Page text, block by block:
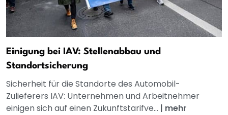
Einigung bei IAV: Stellenabbau und
Standortsicherung
Sicherheit für die Standorte des Automobil-
Zulieferers IAV: Unternehmen und Arbeitnehmer
einigen sich auf einen Zukunftstarifve... | mehr